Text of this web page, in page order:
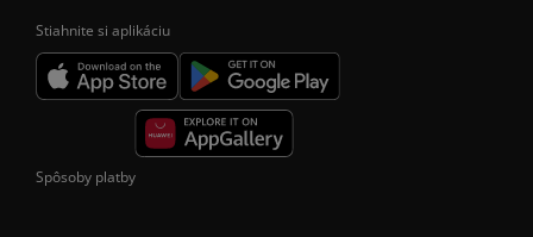
Stiahnite si aplikáciu
Spôsoby platby